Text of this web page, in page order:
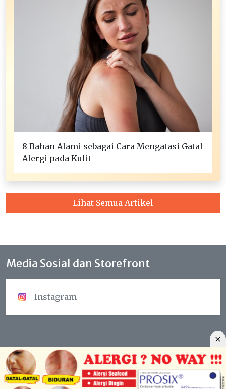
8 Bahan Alami sebagai Cara Mengatasi Gatal
Alergi pada Kulit
Lihat Semua Artikel
Media Sosial dan Storefront
Instagram